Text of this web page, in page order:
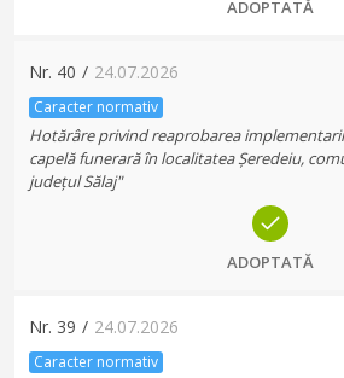
ADOPTATĂ
Nr. 40 / 24.07.2026
Caracter normativ
Hotărâre privind reaprobarea
capelă funerară în localitatea Șeredeiu,
județul Sălaj"
ADOPTATĂ
Nr. 39 / 24.07.2026
Caracter normativ